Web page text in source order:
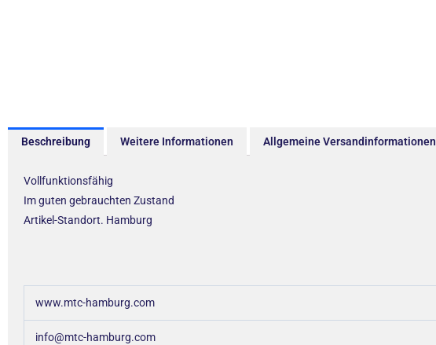
Beschreibung Weitere Informationen Allgemeine Versandinformationen
Vollfunktionsfähig
Im guten gebrauchten Zustand
Artikel-Standort. Hamburg
www.mtc-hamburg.com
info@mtc-hamburg.com